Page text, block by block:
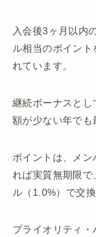
入会後3ヶ月以内
ル相当のポイン
れています。
継続ボーナスと
額が少ない年でも
ポイントは、メ
れば実質無期限
ル（1.0%）で交換
プライオリティ